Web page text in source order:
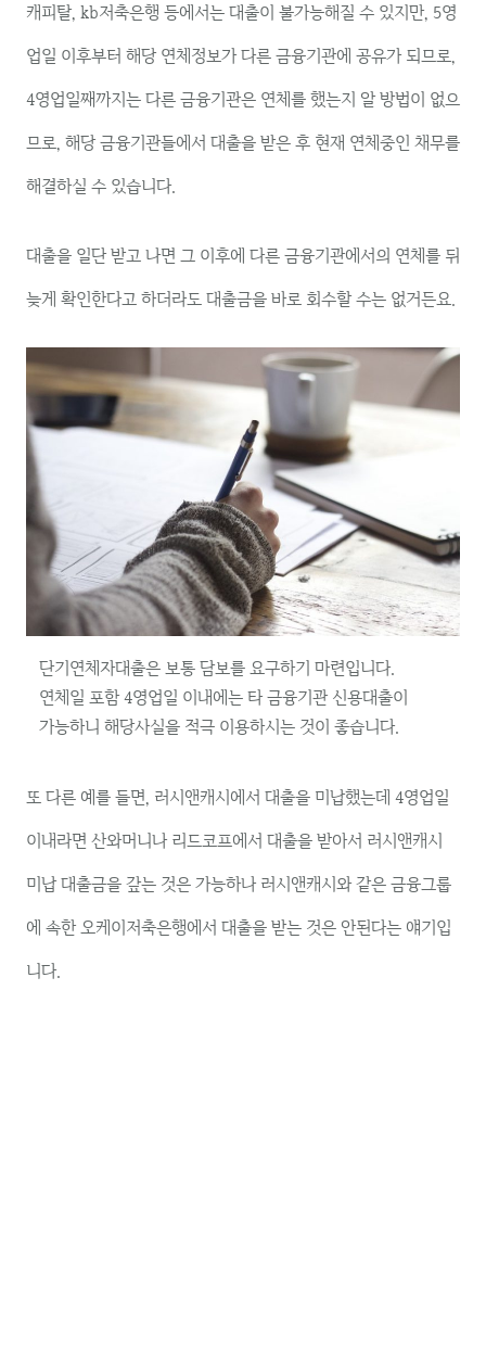
캐피탈, kb저축은행 등에서는 대출이 불가능해질 수 있지만, 5영
업일 이후부터 해당 연체정보가 다른 금융기관에 공유가 되므로,
4영업일째까지는 다른 금융기관은 연체를 했는지 알 방법이 없으
므로, 해당 금융기관들에서 대출을 받은 후 현재 연체중인 채무를
해결하실 수 있습니다.
대출을 일단 받고 나면 그 이후에 다른 금융기관에서의 연체를 뒤
늦게 확인한다고 하더라도 대출금을 바로 회수할 수는 없거든요.
단기연체자대출은 보통 담보를 요구하기 마련입니다.
연체일 포함 4영업일 이내에는 타 금융기관 신용대출이
가능하니 해당사실을 적극 이용하시는 것이 좋습니다.
또 다른 예를 들면, 러시앤캐시에서 대출을 미납했는데 4영업일
이내라면 산와머니나 리드코프에서 대출을 받아서 러시앤캐시
미납 대출금을 갚는 것은 가능하나 러시앤캐시와 같은 금융그룹
에 속한 오케이저축은행에서 대출을 받는 것은 안된다는 얘기입
니다.